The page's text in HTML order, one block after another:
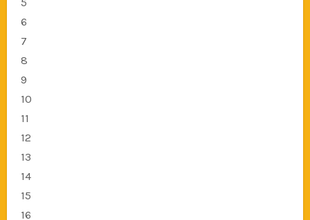
6
7
8
9
10
11
12
13
14
15
16